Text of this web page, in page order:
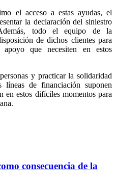
el acceso a estas ayudas, el
la declaración del siniestro
todo el equipo de la
de dichos clientes para
que necesiten en estos
y practicar la solidaridad
de financiación suponen
en estos difíciles momentos para
consecuencia de la